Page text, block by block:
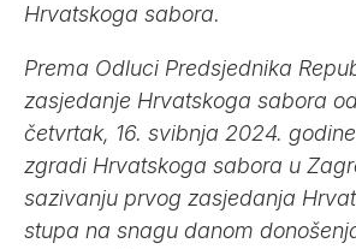
Hrvatskoga sabora.
Prema Odluci Predsjednika
zasjedanje Hrvatskoga sabora
četvrtak, 16. svibnja 2024.
zgradi Hrvatskoga sabora u
sazivanju prvog zasjedanja
stupa na snagu danom